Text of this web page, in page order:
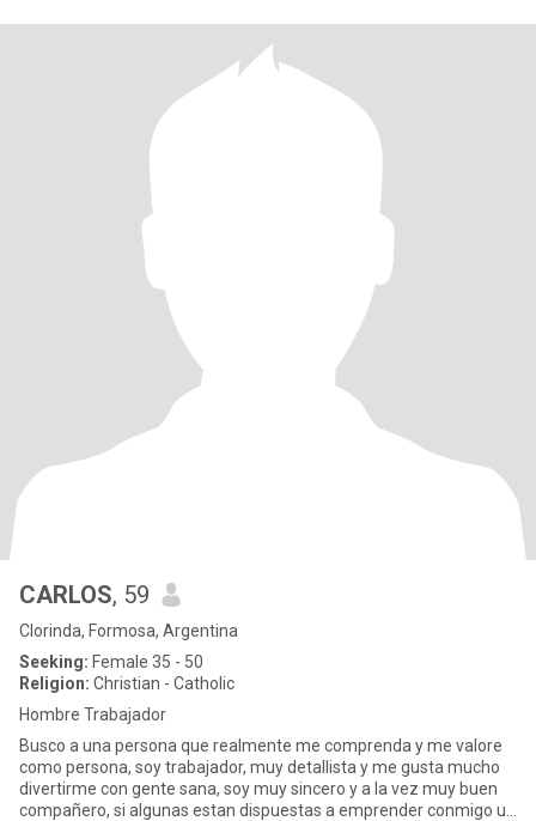
CARLOS, 59
Clorinda, Formosa, Argentina
Seeking: Female 35 - 50
Religion: Christian - Catholic
Hombre Trabajador
Busco a una persona que realmente me comprenda y me valore
como persona, soy trabajador, muy detallista y me gusta mucho
divertirme con gente sana, soy muy sincero y a la vez muy buen
compañero, si algunas estan dispuestas a emprender conmigo un